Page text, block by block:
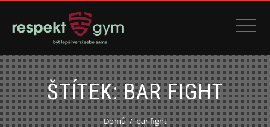
ŠTÍTEK:BAR FIGHT
Domů bar fight